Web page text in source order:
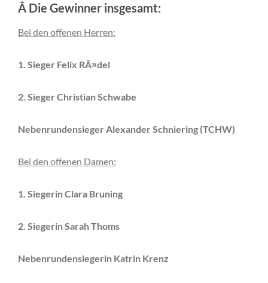
Â Die Gewinner insgesamt:
Bei den offenen Herren:
1. Sieger Felix RÃ¤del
2. Sieger Christian Schwabe
Nebenrundensieger Alexander Schniering (TCHW)
Bei den offenen Damen:
1. Siegerin Clara Bruning
2. Siegerin Sarah Thoms
Nebenrundensiegerin Katrin Krenz